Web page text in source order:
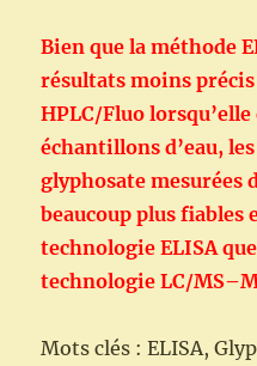
Bien que la méthode
résultats moins
HPLC/Fluo
échantillons d’eau,
glyphosate mesurées
beaucoup plus fiables
technologie ELISA
technologie LC/
Mots clés : ELISA,